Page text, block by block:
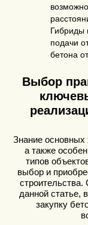
Гибриды
подачи
бетона
Выбор
Знание основных
а также
типов
выбор и
данной статье,
закупку